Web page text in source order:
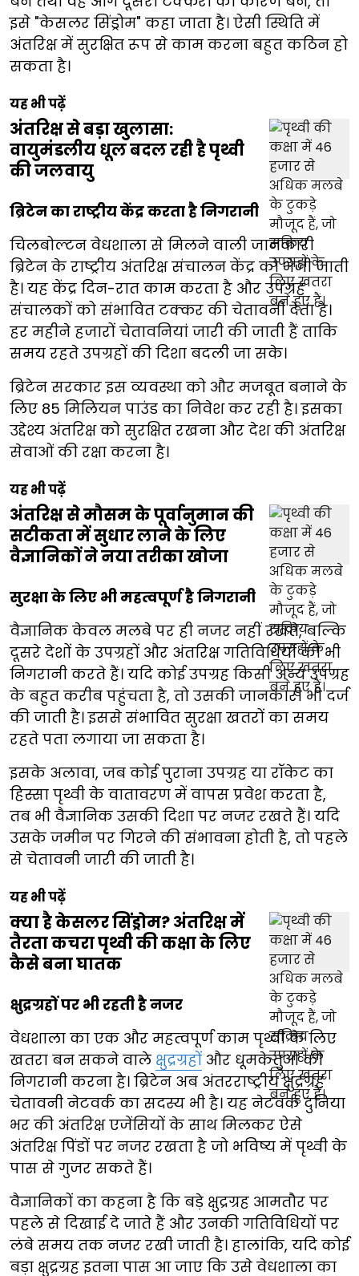
इसे "केसलर सिंड्रोम" कहा जाता है। ऐसी स्थिति में
अंतरिक्ष में सुरक्षित रूप से काम करना बहुत कठिन हो
सकता है।
यह भी पढ़ें
अंतरिक्ष से बड़ा खुलासा:
वायुमंडलीय धूल बदल रही है पृथ्वी
की जलवायु
ब्रिटेन का राष्ट्रीय केंद्र करता है निगरानी
चिलबोल्टन वेधशाला से मिलने वाली जानकारी
ब्रिटेन के राष्ट्रीय अंतरिक्ष संचालन केंद्र को भेजी जाती
है। यह केंद्र दिन-रात काम करता है और उपग्रह
संचालकों को संभावित टक्कर की चेतावनी देता है।
हर महीने हजारों चेतावनियां जारी की जाती हैं ताकि
समय रहते उपग्रहों की दिशा बदली जा सके।
ब्रिटेन सरकार इस व्यवस्था को और मजबूत बनाने के
लिए 85 मिलियन पाउंड का निवेश कर रही है। इसका
उद्देश्य अंतरिक्ष को सुरक्षित रखना और देश की अंतरिक्ष
सेवाओं की रक्षा करना है।
यह भी पढ़ें
अंतरिक्ष से मौसम के पूर्वानुमान की
सटीकता में सुधार लाने के लिए
वैज्ञानिकों ने नया तरीका खोजा
सुरक्षा के लिए भी महत्वपूर्ण है निगरानी
वैज्ञानिक केवल मलबे पर ही नजर नहीं रखते, बल्कि
दूसरे देशों के उपग्रहों और अंतरिक्ष गतिविधियों की भी
निगरानी करते हैं। यदि कोई उपग्रह किसी अन्य उपग्रह
के बहुत करीब पहुंचता है, तो उसकी जानकारी भी दर्ज
की जाती है। इससे संभावित सुरक्षा खतरों का समय
रहते पता लगाया जा सकता है।
इसके अलावा, जब कोई पुराना उपग्रह या रॉकेट का
हिस्सा पृथ्वी के वातावरण में वापस प्रवेश करता है,
तब भी वैज्ञानिक उसकी दिशा पर नजर रखते हैं। यदि
उसके जमीन पर गिरने की संभावना होती है, तो पहले
से चेतावनी जारी की जाती है।
यह भी पढ़ें
क्या है केसलर सिंड्रोम? अंतरिक्ष में
तैरता कचरा पृथ्वी की कक्षा के लिए
कैसे बना घातक
क्षुद्रग्रहों पर भी रहती है नजर
वेधशाला का एक और महत्वपूर्ण काम पृथ्वी के लिए
खतरा बन सकने वाले क्षुद्रग्रहों और धूमकेतुओं की
निगरानी करना है। ब्रिटेन अब अंतरराष्ट्रीय क्षुद्रग्रह
चेतावनी नेटवर्क का सदस्य भी है। यह नेटवर्क दुनिया
भर की अंतरिक्ष एजेंसियों के साथ मिलकर ऐसे
अंतरिक्ष पिंडों पर नजर रखता है जो भविष्य में पृथ्वी के
पास से गुजर सकते हैं।
वैज्ञानिकों का कहना है कि बड़े क्षुद्रग्रह आमतौर पर
पहले से दिखाई दे जाते हैं और उनकी गतिविधियों पर
लंबे समय तक नजर रखी जाती है। हालांकि, यदि कोई
बड़ा क्षुद्रग्रह इतना पास आ जाए कि उसे वेधशाला का